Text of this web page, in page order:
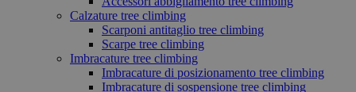
Calzature tree climbing
Scarponi antitaglio tree climbing
Scarpe tree climbing
Imbracature tree climbing
Imbracature di posizionamento tree climbing
Imbracature di sospensione tree climbing